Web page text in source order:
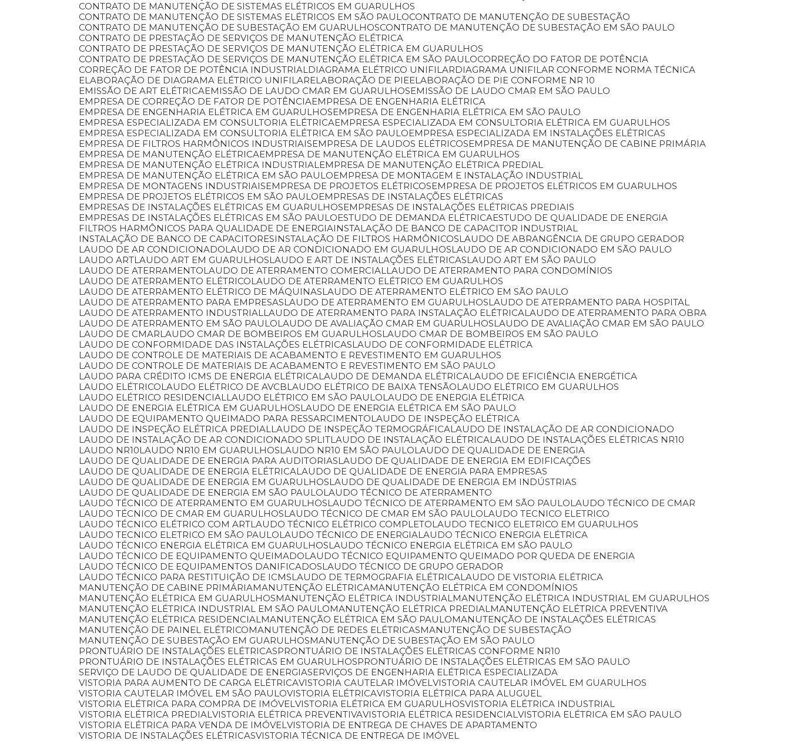
CONTRATO DE MANUTENÇÃO DE SISTEMAS ELÉTRICOS EM GUARULHOS
CONTRATO DE MANUTENÇÃO DE SISTEMAS ELÉTRICOS EM SÃO PAULO
CONTRATO DE MANUTENÇÃO DE SUBESTAÇÃO
CONTRATO DE MANUTENÇÃO DE SUBESTAÇÃO EM GUARULHOS
CONTRATO DE MANUTENÇÃO DE SUBESTAÇÃO EM SÃO PAULO
CONTRATO DE PRESTAÇÃO DE SERVIÇOS DE MANUTENÇÃO ELÉTRICA
CONTRATO DE PRESTAÇÃO DE SERVIÇOS DE MANUTENÇÃO ELÉTRICA EM GUARULHOS
CONTRATO DE PRESTAÇÃO DE SERVIÇOS DE MANUTENÇÃO ELÉTRICA EM SÃO PAULO
CORREÇÃO DO FATOR DE POTÊNCIA
CORREÇÃO DE FATOR DE POTÊNCIA INDUSTRIAL
DIAGRAMA ELÉTRICO UNIFILAR
DIAGRAMA UNIFILAR CONFORME NORMA TÉCNICA
ELABORAÇÃO DE DIAGRAMA ELÉTRICO UNIFILAR
ELABORAÇÃO DE PIE ELABORAÇÃO DE PIE CONFORME NR 10
EMISSÃO DE ART ELÉTRICA EMISSÃO DE LAUDO CMAR EM GUARULHOS
EMISSÃO DE LAUDO CMAR EM SÃO PAULO
EMPRESA DE CORREÇÃO DE FATOR DE POTÊNCIA EMPRESA DE ENGENHARIA ELÉTRICA
EMPRESA DE ENGENHARIA ELÉTRICA EM GUARULHOS
EMPRESA DE ENGENHARIA ELÉTRICA EM SÃO PAULO
EMPRESA ESPECIALIZADA EM CONSULTORIA ELÉTRICA EMPRESA ESPECIALIZADA EM CONSULTORIA ELÉTRICA EM GUARULHOS
EMPRESA ESPECIALIZADA EM CONSULTORIA ELÉTRICA EM SÃO PAULO
EMPRESA ESPECIALIZADA EM INSTALAÇÕES ELÉTRICAS
EMPRESA DE FILTROS HARMÔNICOS INDUSTRIAIS
EMPRESA DE LAUDOS ELÉTRICOS
EMPRESA DE MANUTENÇÃO DE CABINE PRIMÁRIA
EMPRESA DE MANUTENÇÃO ELÉTRICA EMPRESA DE MANUTENÇÃO ELÉTRICA EM GUARULHOS
EMPRESA DE MANUTENÇÃO ELÉTRICA INDUSTRIAL EMPRESA DE MANUTENÇÃO ELÉTRICA PREDIAL
EMPRESA DE MANUTENÇÃO ELÉTRICA EM SÃO PAULO
EMPRESA DE MONTAGEM E INSTALAÇÃO INDUSTRIAL
EMPRESA DE MONTAGENS INDUSTRIAIS
EMPRESA DE PROJETOS ELÉTRICOS
EMPRESA DE PROJETOS ELÉTRICOS EM GUARULHOS
EMPRESA DE PROJETOS ELÉTRICOS EM SÃO PAULO
EMPRESAS DE INSTALAÇÕES ELÉTRICAS
EMPRESAS DE INSTALAÇÕES ELÉTRICAS EM GUARULHOS
EMPRESAS DE INSTALAÇÕES ELÉTRICAS PREDIAIS
EMPRESAS DE INSTALAÇÕES ELÉTRICAS EM SÃO PAULO
ESTUDO DE DEMANDA ELÉTRICA ESTUDO DE QUALIDADE DE ENERGIA
FILTROS HARMÔNICOS PARA QUALIDADE DE ENERGIA INSTALAÇÃO DE BANCO DE CAPACITOR INDUSTRIAL
INSTALAÇÃO DE BANCO DE CAPACITORES INSTALAÇÃO DE FILTROS HARMÔNICOS LAUDO DE ABRANGÊNCIA DE GRUPO GERADOR
LAUDO DE AR CONDICIONADO LAUDO DE AR CONDICIONADO EM GUARULHOS LAUDO DE AR CONDICIONADO EM SÃO PAULO
LAUDO ART LAUDO ART EM GUARULHOS LAUDO E ART DE INSTALAÇÕES ELÉTRICAS LAUDO ART EM SÃO PAULO
LAUDO DE ATERRAMENTO LAUDO DE ATERRAMENTO COMERCIAL LAUDO DE ATERRAMENTO PARA CONDOMÍNIOS
LAUDO DE ATERRAMENTO ELÉTRICO LAUDO DE ATERRAMENTO ELÉTRICO EM GUARULHOS
LAUDO DE ATERRAMENTO ELÉTRICO DE MÁQUINAS LAUDO DE ATERRAMENTO ELÉTRICO EM SÃO PAULO
LAUDO DE ATERRAMENTO PARA EMPRESAS LAUDO DE ATERRAMENTO EM GUARULHOS LAUDO DE ATERRAMENTO PARA HOSPITAL
LAUDO DE ATERRAMENTO INDUSTRIAL LAUDO DE ATERRAMENTO PARA INSTALAÇÃO ELÉTRICA LAUDO DE ATERRAMENTO PARA OBRA
LAUDO DE ATERRAMENTO EM SÃO PAULO LAUDO DE AVALIAÇÃO CMAR EM GUARULHOS LAUDO DE AVALIAÇÃO CMAR EM SÃO PAULO
LAUDO DE CMAR LAUDO CMAR DE BOMBEIROS EM GUARULHOS LAUDO CMAR DE BOMBEIROS EM SÃO PAULO
LAUDO DE CONFORMIDADE DAS INSTALAÇÕES ELÉTRICAS LAUDO DE CONFORMIDADE ELÉTRICA
LAUDO DE CONTROLE DE MATERIAIS DE ACABAMENTO E REVESTIMENTO EM GUARULHOS
LAUDO DE CONTROLE DE MATERIAIS DE ACABAMENTO E REVESTIMENTO EM SÃO PAULO
LAUDO PARA CRÉDITO ICMS DE ENERGIA ELÉTRICA LAUDO DE DEMANDA ELÉTRICA LAUDO DE EFICIÊNCIA ENERGÉTICA
LAUDO ELÉTRICO LAUDO ELÉTRICO DE AVCB LAUDO ELÉTRICO DE BAIXA TENSÃO LAUDO ELÉTRICO EM GUARULHOS
LAUDO ELÉTRICO RESIDENCIAL LAUDO ELÉTRICO EM SÃO PAULO LAUDO DE ENERGIA ELÉTRICA
LAUDO DE ENERGIA ELÉTRICA EM GUARULHOS LAUDO DE ENERGIA ELÉTRICA EM SÃO PAULO
LAUDO DE EQUIPAMENTO QUEIMADO PARA RESSARCIMENTO LAUDO DE INSPEÇÃO ELÉTRICA
LAUDO DE INSPEÇÃO ELÉTRICA PREDIAL LAUDO DE INSPEÇÃO TERMOGRÁFICA LAUDO DE INSTALAÇÃO DE AR CONDICIONADO
LAUDO DE INSTALAÇÃO DE AR CONDICIONADO SPLIT LAUDO DE INSTALAÇÃO ELÉTRICA LAUDO DE INSTALAÇÕES ELÉTRICAS NR10
LAUDO NR10 LAUDO NR10 EM GUARULHOS LAUDO NR10 EM SÃO PAULO LAUDO DE QUALIDADE DE ENERGIA
LAUDO DE QUALIDADE DE ENERGIA PARA AUDITORIAS LAUDO DE QUALIDADE DE ENERGIA EM EDIFICAÇÕES
LAUDO DE QUALIDADE DE ENERGIA ELÉTRICA LAUDO DE QUALIDADE DE ENERGIA PARA EMPRESAS
LAUDO DE QUALIDADE DE ENERGIA EM GUARULHOS LAUDO DE QUALIDADE DE ENERGIA EM INDÚSTRIAS
LAUDO DE QUALIDADE DE ENERGIA EM SÃO PAULO LAUDO TÉCNICO DE ATERRAMENTO
LAUDO TÉCNICO DE ATERRAMENTO EM GUARULHOS LAUDO TÉCNICO DE ATERRAMENTO EM SÃO PAULO LAUDO TÉCNICO DE CMAR
LAUDO TÉCNICO DE CMAR EM GUARULHOS LAUDO TÉCNICO DE CMAR EM SÃO PAULO LAUDO TECNICO ELETRICO
LAUDO TÉCNICO ELÉTRICO COM ART LAUDO TÉCNICO ELÉTRICO COMPLETO LAUDO TECNICO ELETRICO EM GUARULHOS
LAUDO TECNICO ELETRICO EM SÃO PAULO LAUDO TÉCNICO DE ENERGIA LAUDO TÉCNICO ENERGIA ELÉTRICA
LAUDO TÉCNICO ENERGIA ELÉTRICA EM GUARULHOS LAUDO TÉCNICO ENERGIA ELÉTRICA EM SÃO PAULO
LAUDO TÉCNICO DE EQUIPAMENTO QUEIMADO LAUDO TÉCNICO EQUIPAMENTO QUEIMADO POR QUEDA DE ENERGIA
LAUDO TÉCNICO DE EQUIPAMENTOS DANIFICADOS LAUDO TÉCNICO DE GRUPO GERADOR
LAUDO TÉCNICO PARA RESTITUIÇÃO DE ICMS LAUDO DE TERMOGRAFIA ELÉTRICA LAUDO DE VISTORIA ELÉTRICA
MANUTENÇÃO DE CABINE PRIMÁRIA
MANUTENÇÃO ELÉTRICA
MANUTENÇÃO ELÉTRICA EM CONDOMÍNIOS
MANUTENÇÃO ELÉTRICA EM GUARULHOS
MANUTENÇÃO ELÉTRICA INDUSTRIAL
MANUTENÇÃO ELÉTRICA INDUSTRIAL EM GUARULHOS
MANUTENÇÃO ELÉTRICA INDUSTRIAL EM SÃO PAULO
MANUTENÇÃO ELÉTRICA PREDIAL
MANUTENÇÃO ELÉTRICA PREVENTIVA
MANUTENÇÃO ELÉTRICA RESIDENCIAL
MANUTENÇÃO ELÉTRICA EM SÃO PAULO
MANUTENÇÃO DE INSTALAÇÕES ELÉTRICAS
MANUTENÇÃO DE PAINEL ELÉTRICO
MANUTENÇÃO DE REDES ELÉTRICAS
MANUTENÇÃO DE SUBESTAÇÃO
MANUTENÇÃO DE SUBESTAÇÃO EM GUARULHOS
MANUTENÇÃO DE SUBESTAÇÃO EM SÃO PAULO
PRONTUÁRIO DE INSTALAÇÕES ELÉTRICAS
PRONTUÁRIO DE INSTALAÇÕES ELÉTRICAS CONFORME NR10
PRONTUÁRIO DE INSTALAÇÕES ELÉTRICAS EM GUARULHOS
PRONTUÁRIO DE INSTALAÇÕES ELÉTRICAS EM SÃO PAULO
SERVIÇO DE LAUDO DE QUALIDADE DE ENERGIA SERVIÇOS DE ENGENHARIA ELÉTRICA ESPECIALIZADA
VISTORIA PARA AUMENTO DE CARGA ELÉTRICA VISTORIA CAUTELAR IMÓVEL VISTORIA CAUTELAR IMÓVEL EM GUARULHOS
VISTORIA CAUTELAR IMÓVEL EM SÃO PAULO VISTORIA ELÉTRICA VISTORIA ELÉTRICA PARA ALUGUEL
VISTORIA ELÉTRICA PARA COMPRA DE IMÓVEL VISTORIA ELÉTRICA EM GUARULHOS VISTORIA ELÉTRICA INDUSTRIAL
VISTORIA ELÉTRICA PREDIAL VISTORIA ELÉTRICA PREVENTIVA VISTORIA ELÉTRICA RESIDENCIAL VISTORIA ELÉTRICA EM SÃO PAULO
VISTORIA ELÉTRICA PARA VENDA DE IMÓVEL VISTORIA DE ENTREGA DE CHAVES DE APARTAMENTO
VISTORIA DE INSTALAÇÕES ELÉTRICAS VISTORIA TÉCNICA DE ENTREGA DE IMÓVEL